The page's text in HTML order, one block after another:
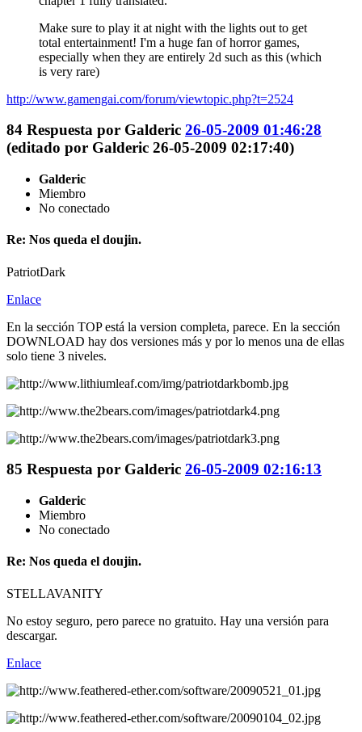
Make sure to play it at night with the lights out to get
total entertainment! I'm a huge fan of horror games,
especially when they are entirely 2d such as this (which
is very rare)
http://www.gamengai.com/forum/viewtopic.php?t=2524
84 Respuesta por Galderic 26-05-2009 01:46:28
(editado por Galderic 26-05-2009 02:17:40)
Galderic
Miembro
No conectado
Re: Nos queda el doujin.
PatriotDark
Enlace
En la sección TOP está la version completa, parece. En la sección
DOWNLOAD hay dos versiones más y por lo menos una de ellas
solo tiene 3 niveles.
85 Respuesta por Galderic 26-05-2009 02:16:13
Galderic
Miembro
No conectado
Re: Nos queda el doujin.
STELLAVANITY
No estoy seguro, pero parece no gratuito. Hay una versión para
descargar.
Enlace